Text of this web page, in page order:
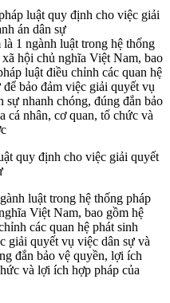
luật quy định cho việc giải
án dân sự
1 ngành luật trong hệ thống
hội chủ nghĩa Việt Nam, bao
luật điều chỉnh các quan hệ
bảo đảm việc giải quyết vụ
sự nhanh chóng, đúng đắn bảo
cá nhân, cơ quan, tổ chức và
quy định cho việc giải quyết
luật trong hệ thống pháp
Việt Nam, bao gồm hệ
các quan hệ phát sinh
giải quyết vụ việc dân sự và
đắn bảo vệ quyền, lợi ích
và lợi ích hợp pháp của